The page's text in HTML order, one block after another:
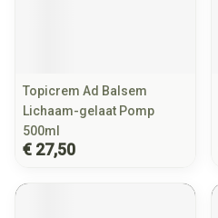
Topicrem Ad Balsem
Lichaam-gelaat Pomp
500ml
€ 27,50